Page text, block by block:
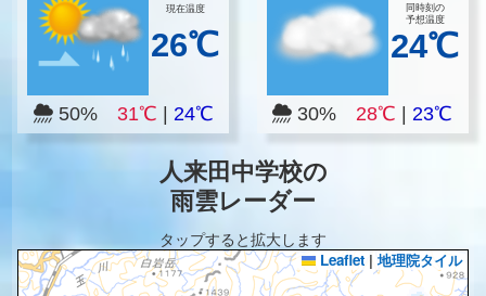
現在温度
26℃
50% 31℃ 24℃
同時刻の
予想温度
24℃
30% 28℃ |23℃
人来田中学校の
雨雲レーダー
タップすると拡大します
Leaflet | 地理院タイル